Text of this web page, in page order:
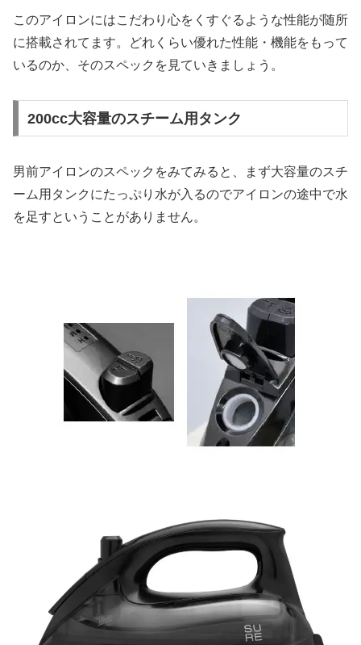
このアイロンにはこだわり心をくすぐるような性能が随所
に搭載されてます。どれくらい優れた性能・機能をもって
いるのか、そのスペックを見ていきましょう。
200cc大容量のスチーム用タンク
男前アイロンのスペックをみてみると、まず大容量のスチ
ーム用タンクにたっぷり水が入るのでアイロンの途中で水
を足すということがありません。